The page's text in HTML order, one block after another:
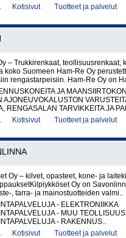
Kotisivut Tuotteet ja palvelut
– Trukkirenkaat, teollisuusrenkaat,
koko Suomeen Ham-Re Oy
rengastarpeisiin. Ham-Re Oy on
JA
AJONEUVOKALUSTON
RENGASALAN TARVIKKEITA JA
Kotisivut Tuotteet ja palvelut
Oy – kilvet, opasteet, kone- ja
Oy on
, tarra- ja mainostuotteiden valmi..
- ELEKTRONIIKKA
- MUU TEOLLISUUS
- RAKENNUS..
Kotisivut Tuotteet ja palvelut